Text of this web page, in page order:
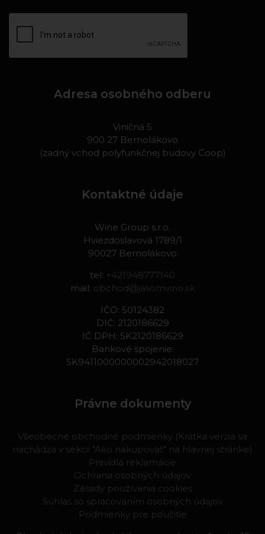
Adresa osobného odberu
Viničná 5
900 27 Bernolákovo
(zadný vchod polyfunkčnej budovy Coop)
Kontaktné údaje
Wine Group s.r.o.
Hviezdoslavová 1789/1
90027 Bernolákovo
tel: +421948777140
mail: obchod@jasomvino.sk
IČO: 50124382
DIČ: 2120186629
IČ DPH: SK2120186629
Bankové spojenie:
SK9411000000002942018027
Právne dokumenty
Všeobecné obchodné podmienky (Krátka verzia sa
nachádza v sekcii "Ako nakupovať" na hlavnej stránke)
Pravidlá reklamácie
Ochrana osobných údajov
Zásady používania cookies
Súhlas so spracovaním osobných údajov
Podmienky pre použitie